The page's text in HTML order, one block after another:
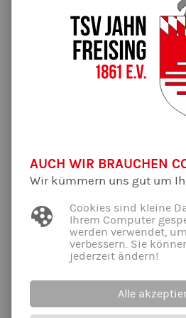
Do, 19.08.21
10:00-11:00
Steffi Wiesheu
14:30-15:30
Do, 26.08.21
14:30-15:30
Sarah Maas
Do, 26.08.21
15:45-16:45
Jahnhalle
Sarah Maas
8:45-9:45
AUCH WIR BRAUCHEN
Wir kümmern uns gut um
Cookies sind kleine
Ihrem Computer
werden verwendet,
verbessern. Sie
jederzeit ändern!
Alle